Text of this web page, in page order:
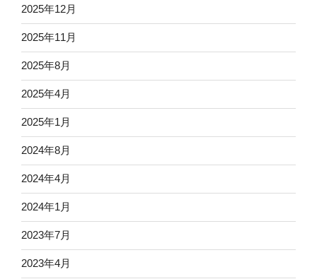
2025年12月
2025年11月
2025年8月
2025年4月
2025年1月
2024年8月
2024年4月
2024年1月
2023年7月
2023年4月